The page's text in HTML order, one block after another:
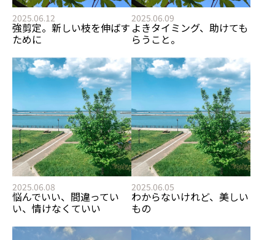
2025.06.12
強剪定。新しい枝を伸ばす
ために
2025.06.09
よきタイミング、助けても
らうこと。
2025.06.08
悩んでいい、間違ってい
い、情けなくていい
2025.06.05
わからないけれど、美しい
もの